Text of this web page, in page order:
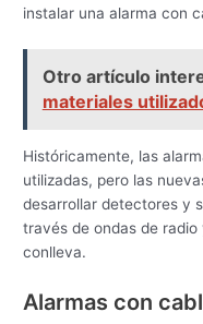
instalar una alarma con
Otro artículo
materiales
Históricamente, las
utilizadas, pero las
desarrollar detectores y
través de ondas de
conlleva.
Alarmas con